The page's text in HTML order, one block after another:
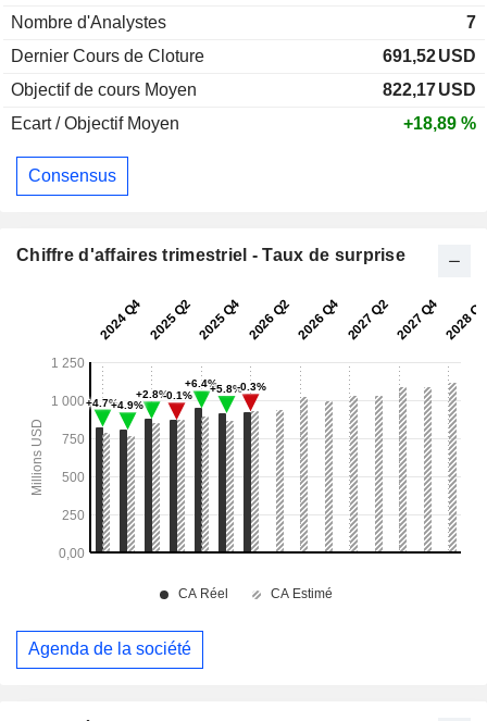
Nombre d'Analystes
7
Dernier Cours de Cloture
691,52USD
Objectif de cours Moyen
822,17USD
Ecart / Objectif Moyen
+18,89 %
Consensus
Chiffre d'affaires trimestriel - Taux de surprise
Agenda de la société